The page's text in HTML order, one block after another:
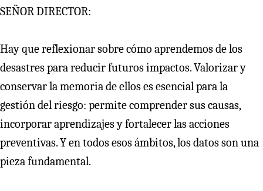
SEÑOR DIRECTOR:
Hay que reflexionar sobre cómo aprendemos de los
desastres para reducir futuros impactos. Valorizar y
conservar la memoria de ellos es esencial para la
gestión del riesgo: permite comprender sus causas,
incorporar aprendizajes y fortalecer las acciones
preventivas. Y en todos esos ámbitos, los datos son una
pieza fundamental.